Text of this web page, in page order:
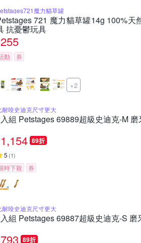
魔力貓草罐
721 魔力貓草罐14g 100%
抗憂鬱玩具
255
動 券
+2
耐咬史迪克尺寸更大
組 Petstages 69889超級史迪克-M
1,154 89折
5 (1)
時下殺 券
耐咬史迪克尺寸更大
組 Petstages 69887超級史迪克-S
793 89折